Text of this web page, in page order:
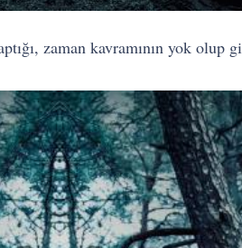
zaman kavramının yok